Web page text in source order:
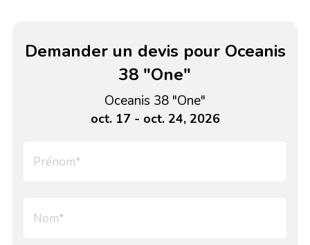
Demander un devis pour Oceanis
38 "One"
Oceanis 38 "One"
oct. 17 - oct. 24, 2026